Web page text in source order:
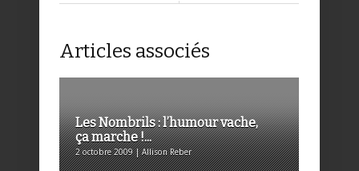
Articles associés
Les Nombrils : l’humour vache,
ça marche !...
2 octobre 2009 | Allison Reber